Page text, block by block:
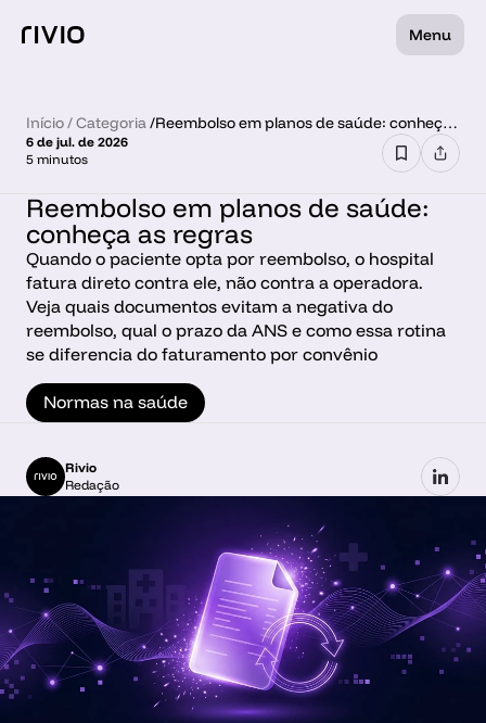
Menu
Início / Categoria /Reembolso em planos de saúde: conheça
Reembolso em planos de saúde:
conheça as regras
Quando o paciente opta por reembolso, o hospital
fatura direto contra ele, não contra a operadora.
Veja quais documentos evitam a negativa do
reembolso, qual o prazo da ANS e como essa rotina
se diferencia do faturamento por convênio
Normas na saúde
Rivio
Redação
6 de jul. de 2026
5 minutos